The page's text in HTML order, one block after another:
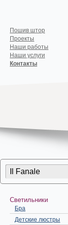
Пошив штор
Проекты
Наши работы
Наши услуги
Контакты
Светильники
Бра
Детские люстры